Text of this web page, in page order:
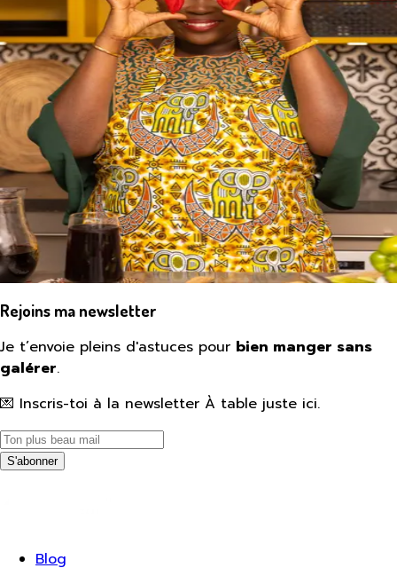
Rejoins ma newsletter
Je t’envoie pleins d'astuces pour bien manger sans
galérer.
💌 Inscris-toi à la newsletter À table juste ici.
S'abonner
Blog